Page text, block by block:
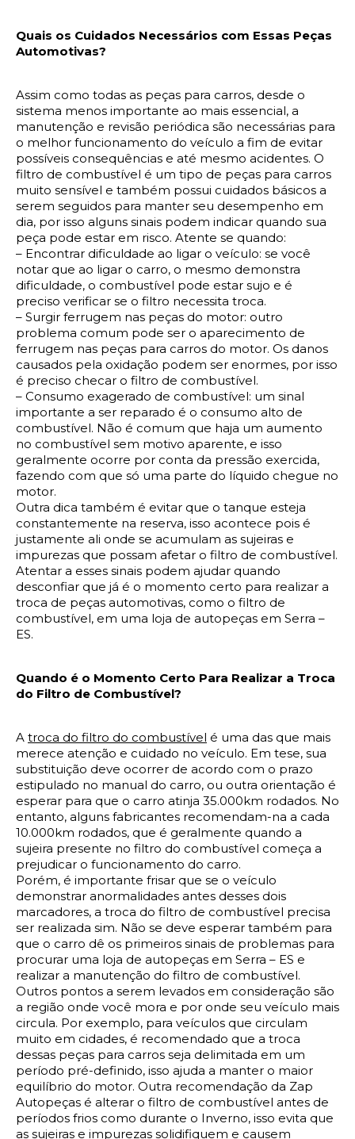
Quais os Cuidados Necessários com Essas Peças
Automotivas?
Assim como todas as peças para carros, desde o
sistema menos importante ao mais essencial, a
manutenção e revisão periódica são necessárias para
o melhor funcionamento do veículo a fim de evitar
possíveis consequências e até mesmo acidentes. O
filtro de combustível é um tipo de peças para carros
muito sensível e também possui cuidados básicos a
serem seguidos para manter seu desempenho em
dia, por isso alguns sinais podem indicar quando sua
peça pode estar em risco. Atente se quando:
– Encontrar dificuldade ao ligar o veículo: se você
notar que ao ligar o carro, o mesmo demonstra
dificuldade, o combustível pode estar sujo e é
preciso verificar se o filtro necessita troca.
– Surgir ferrugem nas peças do motor: outro
problema comum pode ser o aparecimento de
ferrugem nas peças para carros do motor. Os danos
causados pela oxidação podem ser enormes, por isso
é preciso checar o filtro de combustível.
– Consumo exagerado de combustível: um sinal
importante a ser reparado é o consumo alto de
combustível. Não é comum que haja um aumento
no combustível sem motivo aparente, e isso
geralmente ocorre por conta da pressão exercida,
fazendo com que só uma parte do líquido chegue no
motor.
Outra dica também é evitar que o tanque esteja
constantemente na reserva, isso acontece pois é
justamente ali onde se acumulam as sujeiras e
impurezas que possam afetar o filtro de combustível.
Atentar a esses sinais podem ajudar quando
desconfiar que já é o momento certo para realizar a
troca de peças automotivas, como o filtro de
combustível, em uma loja de autopeças em Serra –
ES.
Quando é o Momento Certo Para Realizar a Troca
do Filtro de Combustível?
A troca do filtro do combustível é uma das que mais
merece atenção e cuidado no veículo. Em tese, sua
substituição deve ocorrer de acordo com o prazo
estipulado no manual do carro, ou outra orientação é
esperar para que o carro atinja 35.000km rodados. No
entanto, alguns fabricantes recomendam-na a cada
10.000km rodados, que é geralmente quando a
sujeira presente no filtro do combustível começa a
prejudicar o funcionamento do carro.
Porém, é importante frisar que se o veículo
demonstrar anormalidades antes desses dois
marcadores, a troca do filtro de combustível precisa
ser realizada sim. Não se deve esperar também para
que o carro dê os primeiros sinais de problemas para
procurar uma
realizar a manutenção do filtro de combustível.
Outros pontos a serem levados em consideração são
a região onde você mora e por onde seu veículo mais
circula. Por exemplo, para veículos que circulam
muito em cidades, é recomendado que a troca
dessas peças para carros seja delimitada em um
período pré-definido, isso ajuda a manter o maior
equilíbrio do motor. Outra recomendação da Zap
Autopeças é alterar o filtro de combustível antes de
períodos frios como durante o Inverno, isso evita que
as sujeiras e impurezas solidifiquem e causem